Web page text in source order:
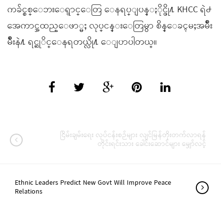
ကခ်င္စစ္ေဘးေရွာင္ေတြ ေနရပ္ျပန္ႏိုင္ဖို႔ KHCC ရဲ႕
အေကာင္အထည္ေဖာ္မႈ လုပ္ငန္းေတြမွာ စိန္ေခၚမႈအမ်ိဳး
မ်ိဳးနဲ႔ ရင္ဆုိင္ေနရတယ္လို႔ ေျပာပါတယ္။
ငြိမ်းချမ်းရေး လုပ်ငန်းစဉ်များ လျင်မြန်တိုးတက်လာရန်
တိုင်းရင်းသား ခေါင်းဆောင်များ မျှော်လင့်
Ethnic Leaders Predict New Govt Will Improve Peace
Relations